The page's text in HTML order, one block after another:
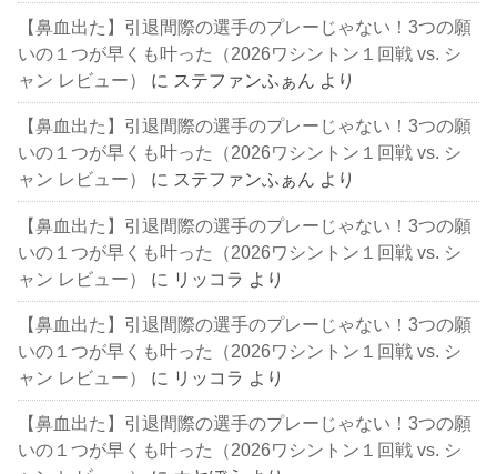
【鼻血出た】引退間際の選手のプレーじゃない！3つの願
いの１つが早くも叶った（2026ワシントン１回戦 vs. シ
ャン レビュー）
に ステファンふぁん より
【鼻血出た】引退間際の選手のプレーじゃない！3つの願
いの１つが早くも叶った（2026ワシントン１回戦 vs. シ
ャン レビュー）
に ステファンふぁん より
【鼻血出た】引退間際の選手のプレーじゃない！3つの願
いの１つが早くも叶った（2026ワシントン１回戦 vs. シ
ャン レビュー）
に リッコラ より
【鼻血出た】引退間際の選手のプレーじゃない！3つの願
いの１つが早くも叶った（2026ワシントン１回戦 vs. シ
ャン レビュー）
に リッコラ より
【鼻血出た】引退間際の選手のプレーじゃない！3つの願
いの１つが早くも叶った（2026ワシントン１回戦 vs. シ